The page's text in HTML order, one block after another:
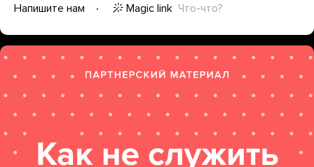
Напишите нам
Magic link Что-что?